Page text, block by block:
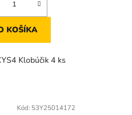
KOŠÍKA
Klobúčik 4 ks
Kód: 53Y25014172